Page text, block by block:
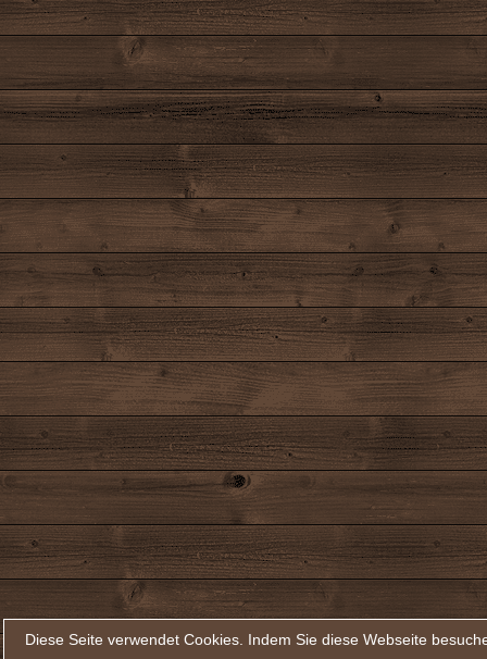
Diese Seite verwendet Cookies. Indem Sie diese Webseite